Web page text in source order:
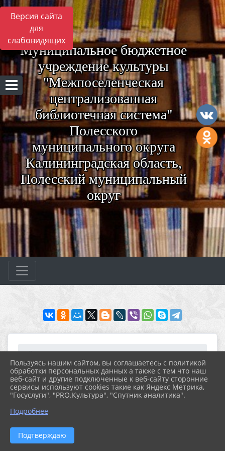
Версия сайта
для
слабовидящих
Муниципальное бюджетное
учреждение культуры
"Межпоселенческая
централизованная
библиотечная система"
Полесского
муниципального округа
Калининградская область,
Полесский муниципальный
округ
Главная МЕРОПРИЯТИЯ
Новости
Архив новостей за 2023...
20 февраля по 20 апрел...
15.03.2023 16:43
20 ФЕВРАЛЯ ПО 20 АПРЕЛЯ 2023 ГОДА -
СПАИВАЙТЕ НАШИХ ДЕТЕЙ»
Пользуясь нашим сайтом, вы соглашаетесь с политикой
обработки персональных данных а также с тем что наш
веб-сайт и другие подключенные к веб-сайту сторонние
сервисы используют cookies такие как Яндекс Метрика,
"Госуслуги", "PRO.Культура", "Спутник аналитика".
Подробнее
Подтверждаю